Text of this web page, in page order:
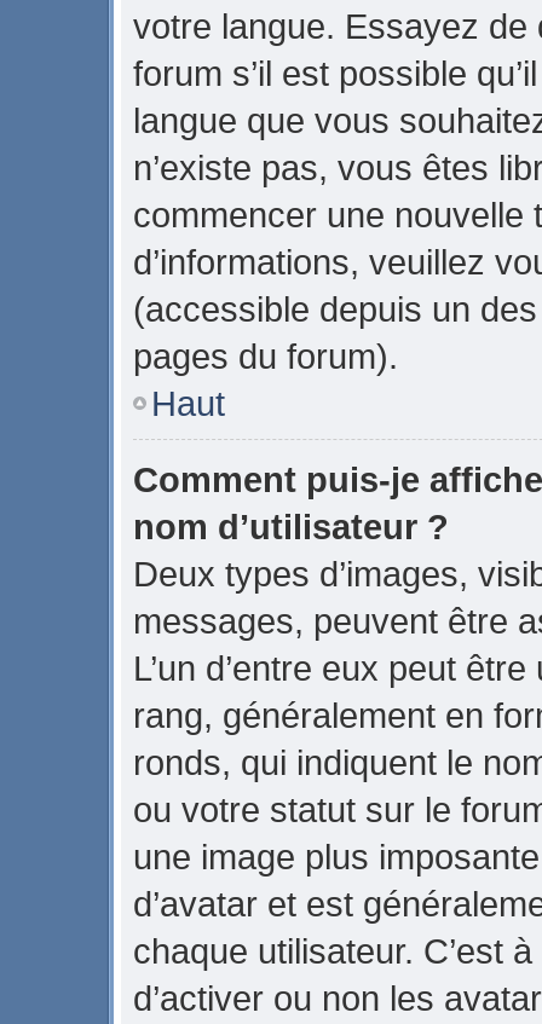
votre langue. Essayez
forum s’il est possible
langue que vous
n’existe pas, vous êtes
commencer une nouvelle
d’informations, veuillez
(accessible depuis un
pages du forum).
Haut
Comment puis-je
nom d’utilisateur ?
Deux types d’images,
messages, peuvent être
L’un d’entre eux peut
rang, généralement en
ronds, qui indiquent le
ou votre statut sur le
une image plus
d’avatar et est
chaque utilisateur. C’est
d’activer ou non les